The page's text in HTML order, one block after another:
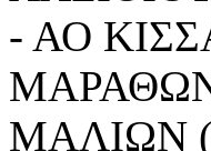
- ΑΟ
ΜΑΛΙΩΝ